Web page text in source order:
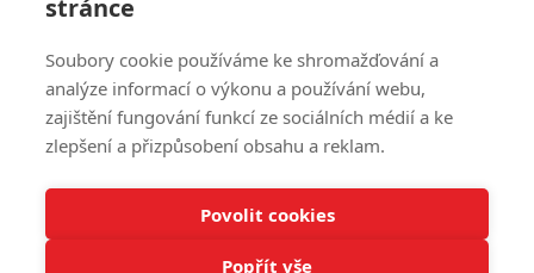
stránce
Soubory cookie používáme ke shromažďování a
analýze informací o výkonu a používání webu,
zajištění fungování funkcí ze sociálních médií a ke
zlepšení a přizpůsobení obsahu a reklam.
Povolit cookies
Popřít vše
Brno
+420 515 919 840
Jihlava +420 567 586 104
info@z-ware.cz
Veškerá práva vyhrazena © 2016 – 2024 Z-WARE